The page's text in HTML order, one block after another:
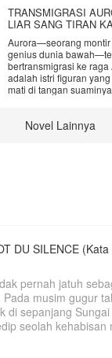
kecil.
Sanggupkah Larasati
demi cinta Dewa? Dan
penyesalan sang
Akankah semuanya
hubungan mereka?
TRANSMIGRASI
LIAR SANG TIRAN
Aurora—seorang montir
genius dunia
bertransmigrasi ke
adalah istri figuran
mati di tangan
impoten.
sang tiran. Dan yang
saat mata merah
sang tiran sembuh.​
Gairah Kaelen yang
meledak dengan
​Bukannya bebas,
atas sofa. Surat cerai
Novel Lainnya
DU SILENCE
pernah jatuh
musim gugur
di sepanjang
seolah kehabisan